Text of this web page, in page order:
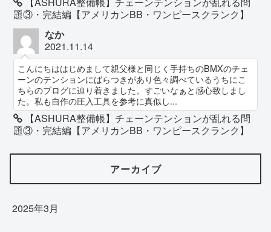
題③・完結編【アメリカンBB・ワンピースクランク】
なか
2021.11.14
こんにちははじめまして親父様と同じく手持ちのBMXのチェ
ーンのテンションにばらつきがあり色々調べているうちにこ
ちらのブログに辿り着きました。すごいなぁと感心致しまし
た。私も自作の圧入工具を参考に真似し...
【ASHURA整備帳】チェーンテンションが乱れる問
題③・完結編【アメリカンBB・ワンピースクランク】
アーカイブ
2025年3月